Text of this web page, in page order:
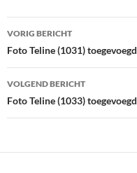
Bericht
navigatie
VORIG BERICHT
Foto Teline (1031) toegevoegd
VOLGEND BERICHT
Foto Teline (1033) toegevoegd